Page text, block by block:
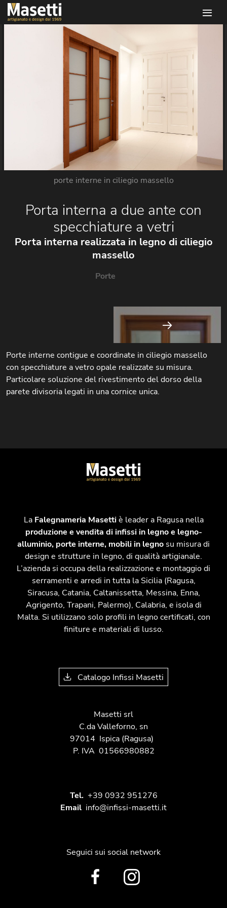
porte interne in ciliegio massello
Porta interna a due ante con
specchiature a vetri
Porta interna realizzata in legno di ciliegio
massello
Porte
Porte interne contigue e coordinate in ciliegio massello
con specchiature a vetro opale realizzate su misura.
Particolare soluzione del rivestimento del dorso della
parete divisoria legati in una cornice unica.
La Falegnameria Masettiè leader a Ragusa nella
produzione e vendita di infissi in legno e legno-
alluminio, porte interne, mobili in legno su misura di
design e strutture in legno, di qualità artigianale.
L’azienda si occupa della realizzazione e montaggio di
serramenti e arredi in tutta la Sicilia (Ragusa,
Siracusa, Catania, Caltanissetta, Messina, Enna,
Agrigento, Trapani, Palermo), Calabria, e isola di
Malta. Si utilizzano solo profili in legno certificati, con
finiture e materiali di lusso.
Catalogo Infissi Masetti
Masetti srl
C.da Valleforno, sn
97014 Ispica(Ragusa)
P. IVA 01566980882
Tel. +39 0932 951276
Email info@infissi-masetti.it
Seguici sui social network